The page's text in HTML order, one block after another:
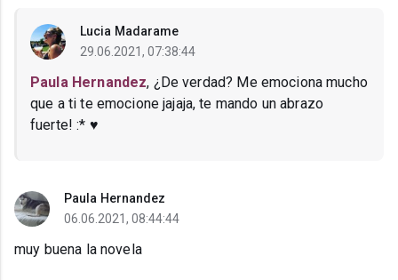
Lucia Madarame
29.06.2021, 07:38:44
Paula Hernandez, ¿De verdad? Me emociona mucho
que a ti te emocione jajaja, te mando un abrazo
fuerte! :* ♥
Paula Hernandez
06.06.2021, 08:44:44
muy buena la novela